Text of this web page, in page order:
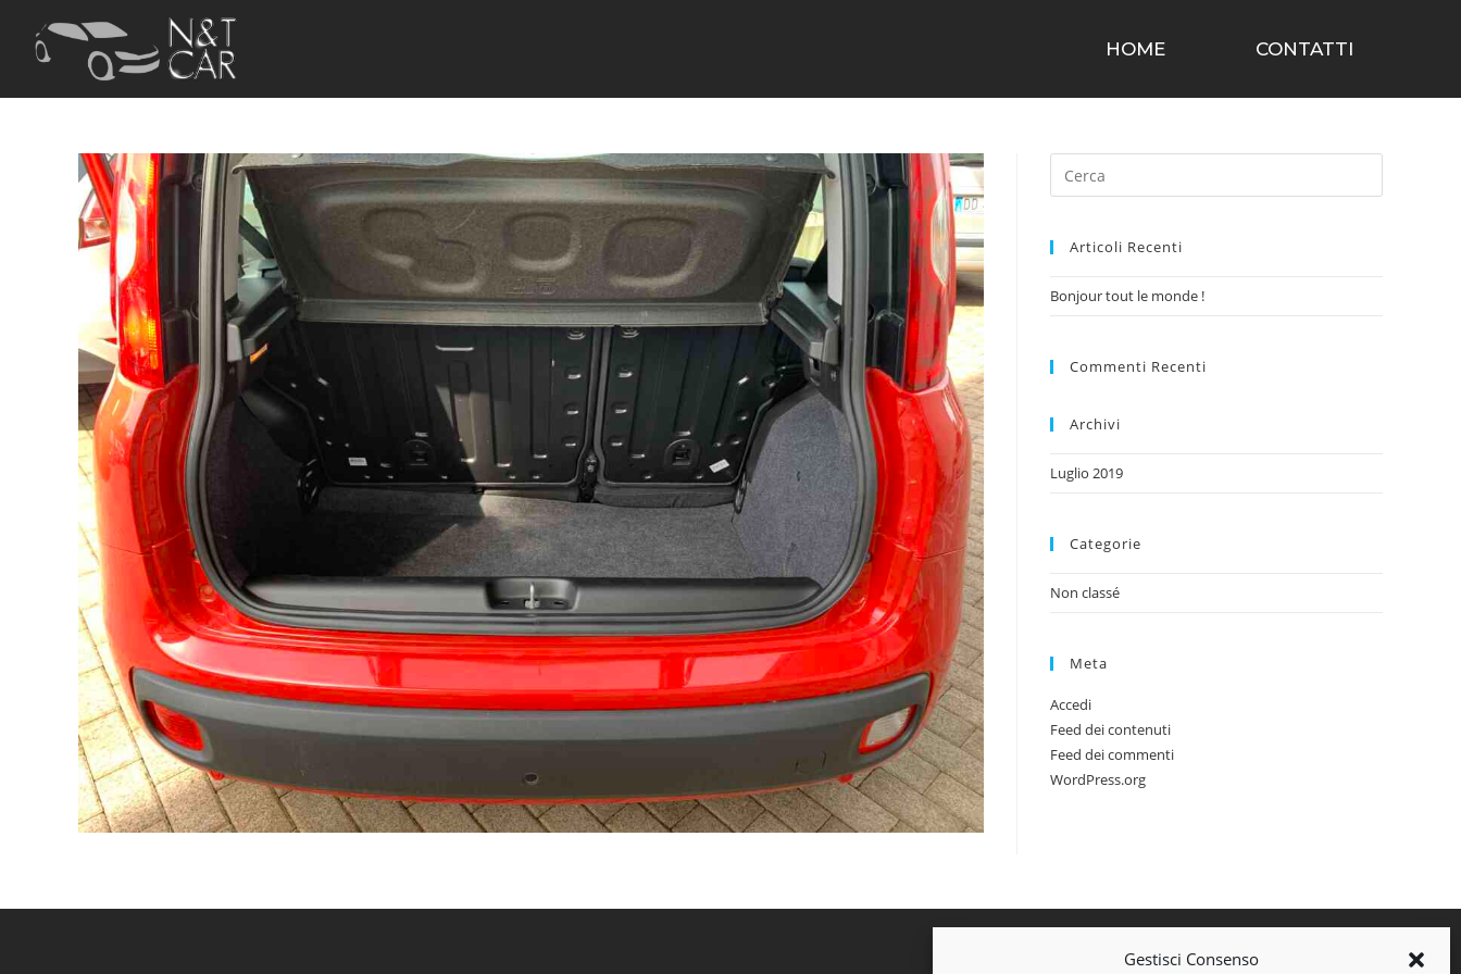
Gestisci Consenso
HOME CONTATTI
Articoli Recenti
Bonjour tout le monde !
Commenti Recenti
Archivi
Luglio 2019
Categorie
Non classé
Meta
Accedi
Feed dei contenuti
Feed dei commenti
WordPress.org